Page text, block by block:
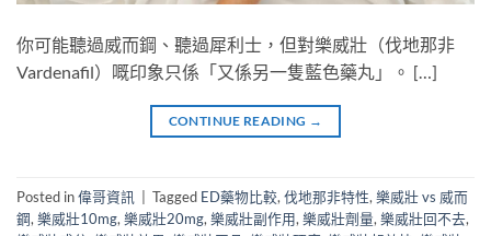
你可能聽過威而鋼、聽過犀利士，但對樂威壯（伐地那非
Vardenafil）嘅印象只係「又係另一隻藍色藥丸」。 […]
CONTINUE READING →
Posted in偉哥資訊 Tagged ED藥物比較, 伐地那非特性, 樂威壯 vs 威而
鋼, 樂威壯10mg, 樂威壯20mg, 樂威壯副作用, 樂威壯劑量, 樂威壯回不去,